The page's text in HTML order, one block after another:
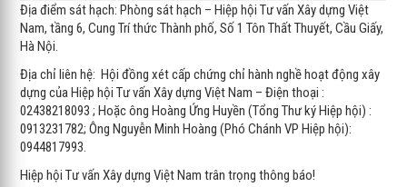
Địa điểm sát hạch: Phòng sát hạch – Hiệp hội Tư vấn Xây dựng Việt
Nam, tầng 6, Cung Trí thức Thành phố, Số 1 Tôn Thất Thuyết, Cầu Giấy,
Hà Nội.
Địa chỉ liên hệ: Hội đồng xét cấp chứng chỉ hành nghề hoạt động xây
dựng của Hiệp hội Tư vấn Xây dựng Việt Nam – Điện thoại :
02438218093 ; Hoặc ông Hoàng Ứng Huyền (Tổng Thư ký Hiệp hội) :
0913231782; Ông Nguyễn Minh Hoàng (Phó Chánh VP Hiệp hội):
0944817993.
Hiệp hội Tư vấn Xây dựng Việt Nam trân trọng thông báo!